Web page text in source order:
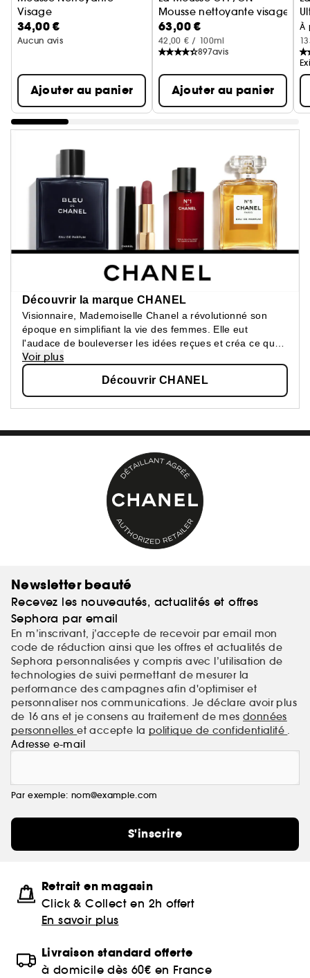
Visage
Mousse Nettoyante enrichie en Aloé Vera
34,00 €
Aucun avis
Ajouter au panier
Mousse nettoyante visage,
63,00 €
42,00 € / 100ml
897avis
Ajouter au panier
À
Découvrir la marque CHANEL
Visionnaire, Mademoiselle Chanel a révolutionné son
époque en simplifiant la vie des femmes. Elle eut
l'audace de bouleverser les idées reçues et créa ce que
les femmes attendaient : une beauté épurée, une
élégance confortable.
Voir plus
Découvrir CHANEL
Newsletter beauté
Recevez les nouveautés, actualités et offres
Sephora par email
En m’inscrivant, j’accepte de recevoir par email mon
code de réduction ainsi que les offres et actualités de
Sephora personnalisées y compris avec l’utilisation de
technologies de suivi permettant de mesurer la
performance des campagnes afin d'optimiser et
personnaliser nos communications. Je déclare avoir plus
de 16 ans et je consens au traitement de mes données
personnelleset accepte la politique de confidentialité .
Adresse e-mail
Par exemple: nom@example.com
S'inscrire
Retrait en magasin
Click & Collect en 2h offert
En savoir plus
Livraison standard offerte
à domicile dès 60€ en France